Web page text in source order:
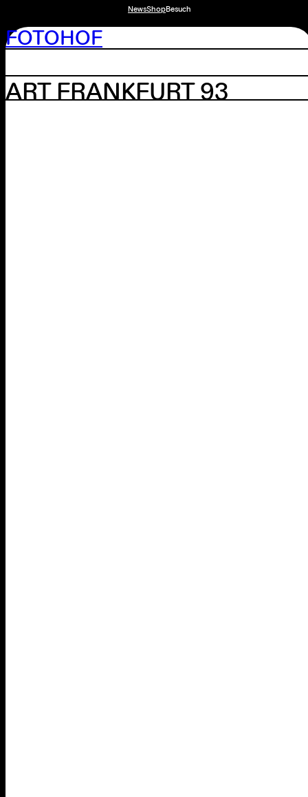
NewsShopBesuch
FOTOHOF
ART FRANKFURT 93